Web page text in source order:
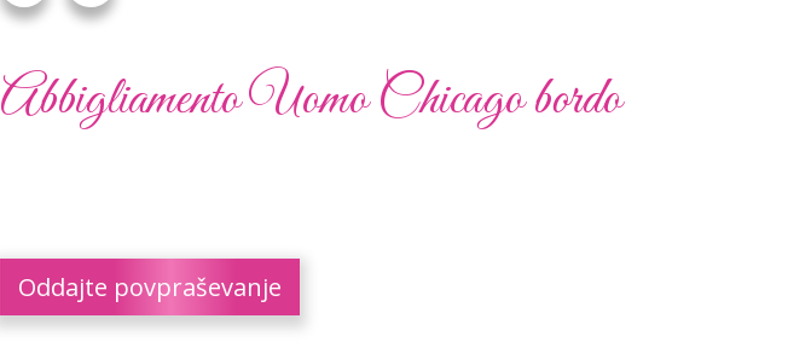
Abbigliamento Uomo Chicago bordo
Oddajte povpraševanje